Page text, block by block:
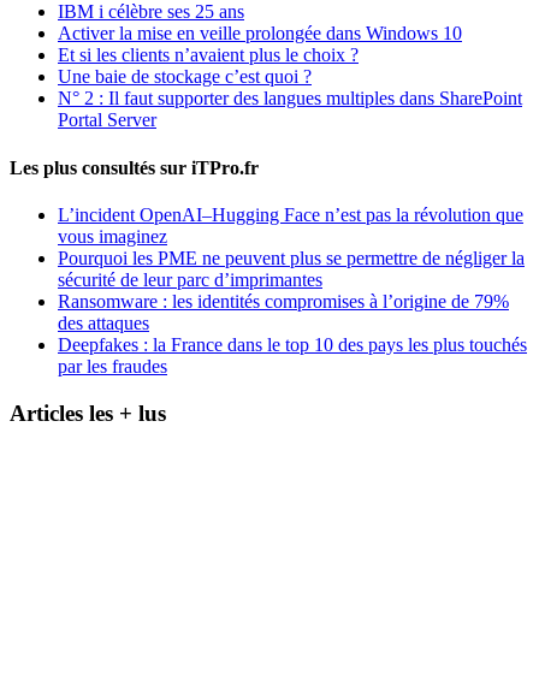
IBM i célèbre ses 25 ans
Activer la mise en veille prolongée dans Windows 10
Et si les clients n’avaient plus le choix ?
Une baie de stockage c’est quoi ?
N° 2 : Il faut supporter des langues multiples dans SharePoint
Portal Server
Les plus consultés sur iTPro.fr
L’incident OpenAI–Hugging Face n’est pas la révolution que
vous imaginez
Pourquoi les PME ne peuvent plus se permettre de négliger la
sécurité de leur parc d’imprimantes
Ransomware : les identités compromises à l’origine de 79%
des attaques
Deepfakes : la France dans le top 10 des pays les plus touchés
par les fraudes
Articles les + lus